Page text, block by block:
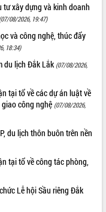
tư xây dựng và kinh doanh
(07/08/2026, 19:47)
và công nghệ, thúc đẩy
18:34)
du lịch Đắk Lắk (07/08/2026,
tại tổ về các dự án luật về
công nghệ (07/08/2026,
du lịch thôn buôn trên nền
tại tổ về công tác phòng,
Lễ hội Sầu riêng Đắk